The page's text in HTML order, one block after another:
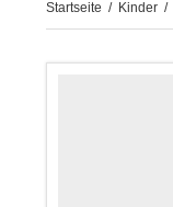
Startseite / Kinder /